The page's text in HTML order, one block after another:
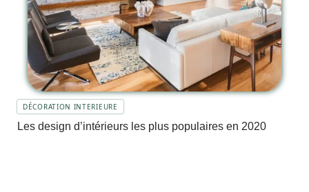
DÉCORATION INTERIEURE
Les design d’intérieurs les plus populaires en 2020